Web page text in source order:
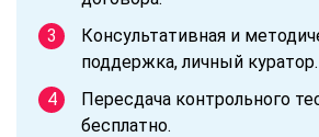
Консультативная и
поддержка, личный куратор.
Пересдача контрольного
бесплатно.